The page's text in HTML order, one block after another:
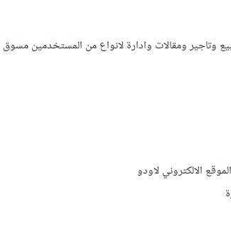
ومقالات وادارة لانواع من المستخدمين
الالكتروني لاودو